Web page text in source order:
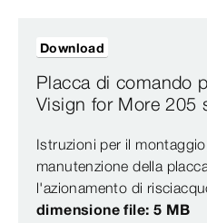
Placca di comando
Visign for More 205
Istruzioni per il
manutenzione della
l'azionamento di
dimensione file: 5 MB
Download